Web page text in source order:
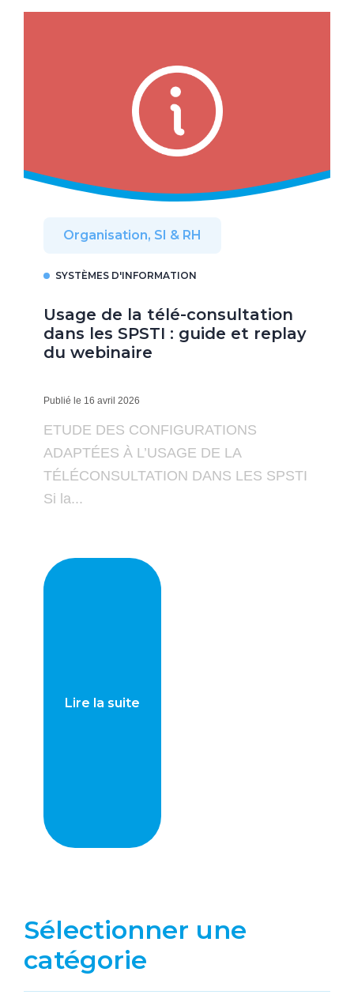
Organisation, SI & RH
SYSTÈMES D'INFORMATION
Usage de la télé-consultation
dans les SPSTI : guide et replay
du webinaire
Publié le 16 avril 2026
ETUDE DES CONFIGURATIONS
ADAPTÉES À L’USAGE DE LA
TÉLÉCONSULTATION DANS LES SPSTI
Si la...
Lire la suite
Sélectionner une
catégorie